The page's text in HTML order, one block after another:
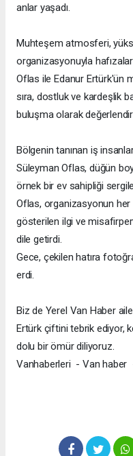
anlar yaşadı.
Muhteşem atmosferi,
organizasyonuyla
Oflas ile Edanur Ertürk'ün
sıra, dostluk ve kardeşlik
buluşma olarak
Bölgenin tanınan iş
Süleyman Oflas, düğün
örnek bir ev sahipliği
Oflas, organizasyonun her
gösterilen ilgi ve
dile getirdi.
Gece, çekilen hatıra
erdi.
Biz de Yerel Van Haber
Ertürk çiftini tebrik ediyor,
dolu bir ömür diliyoruz.
Vanhaberleri - Van haber